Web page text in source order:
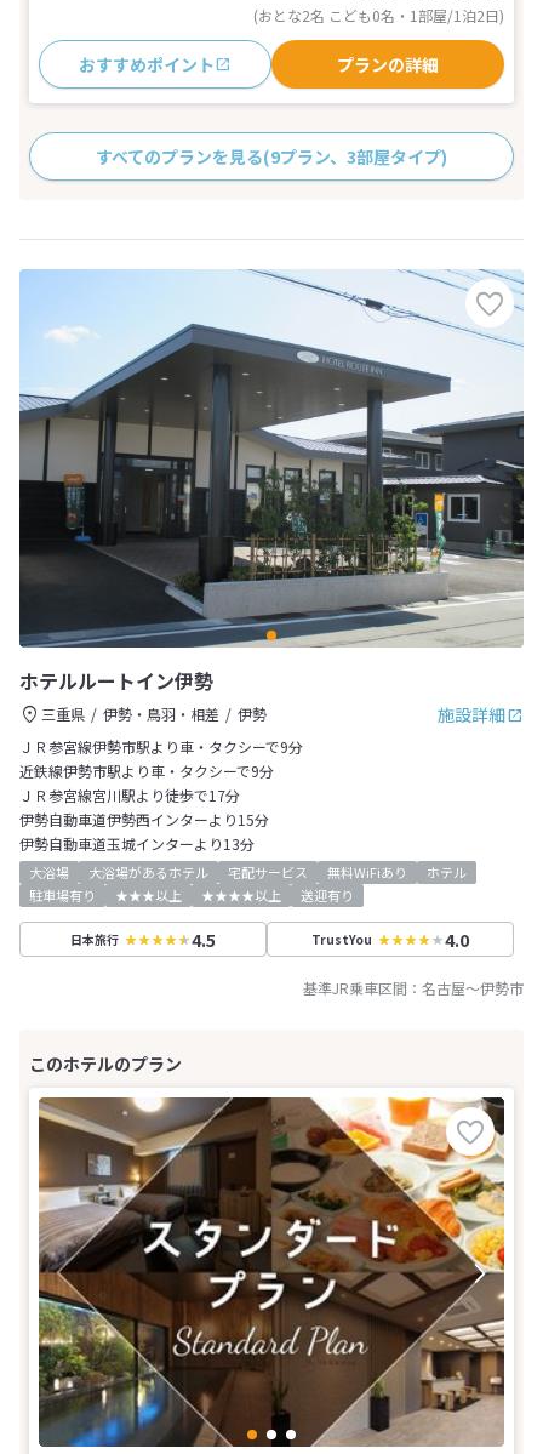
(おとな2名 こども0名・1部屋/1泊2日)
おすすめポイント プランの詳細
すべてのプランを見る(9プラン、3部屋タイプ)
ホテルルートイン伊勢
施設詳細
三重県 伊勢・鳥羽・相差
伊勢
ＪＲ参宮線伊勢市駅より車・タクシーで9分
近鉄線伊勢市駅より車・タクシーで9分
ＪＲ参宮線宮川駅より徒歩で17分
伊勢自動車道伊勢西インターより15分
伊勢自動車道玉城インターより13分
大浴場 大浴場があるホテル 宅配サービス 無料WiFiあり
ホテル
駐車場有り
★★★以上 ★★★★以上 送迎有り
日本旅行 4.5 TrustYou 4.0
基準JR乗車区間： 名古屋～伊勢市